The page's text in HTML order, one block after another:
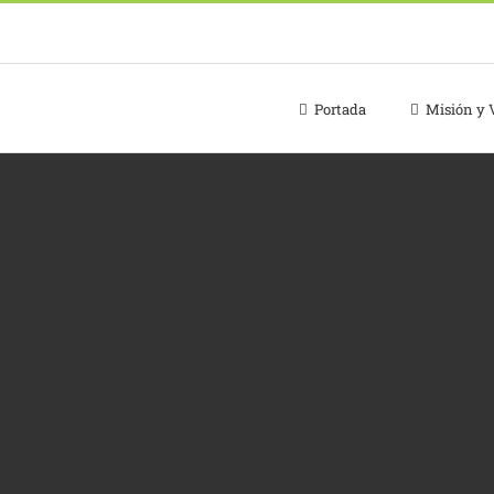
Portada Misión y